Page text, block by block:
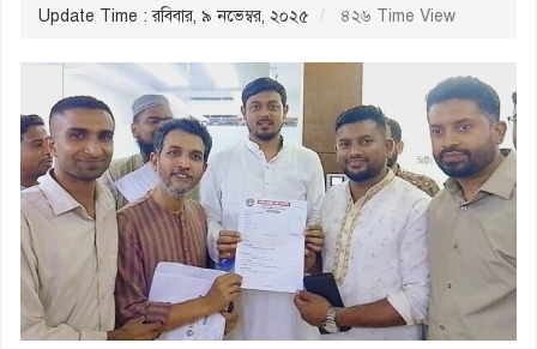
Update Time : রবিবার, ৯ নভেম্বর, ২০২৫ ৪২৬ Time View